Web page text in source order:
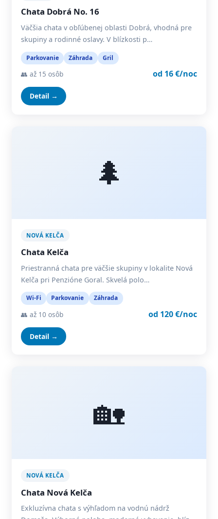
Chata Dobrá No. 16
Väčšia chata v obľúbenej oblasti Dobrá, vhodná pre
skupiny a rodinné oslavy. V blízkosti p…
Parkovanie Záhrada Gril
👥 až 15 osôb od 16 €/noc
Detail →
🌲
NOVÁ KELČA
Chata Kelča
Priestranná chata pre väčšie skupiny v lokalite Nová
Kelča pri Penzióne Goral. Skvelá polo…
Wi-Fi Parkovanie Záhrada
👥 až 10 osôb od 120 €/noc
Detail →
🏡
NOVÁ KELČA
Chata Nová Kelča
Exkluzívna chata s výhľadom na vodnú nádrž